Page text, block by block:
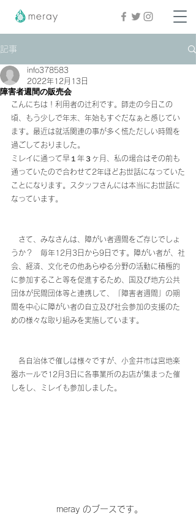
記事
障害者週間の販売会
info378583
2022年12月13日
こんにちは！利用者の辻利です。師走の今日この
頃、もう少しで年末、年始もすぐだなぁと感じてい
ます。最近は就活関連の事が多く慌ただしい時間を
過ごしておりました。
ミレイに通って早１年３ヶ月、私の場合はその前も
通っていたので合わせて2年ほどお世話になっていた
ことになります。スタッフさんには本当にお世話に
なっています。
さて、みなさんは、障がい者週間をご存じでしょ
うか？　毎年12月3日から9日です。障がい者が、社
会、経済、文化その他あらゆる分野の活動に積極的
に参加すること等を促進するため、国及び地方公共
団体が民間団体等と連携して、「障害者週間」の期
間を中心に障がい者の自立及び社会参加の支援のた
めの様々な取り組みを実施しています。
各自治体で催しは様々ですが、小金井市は宮地楽
器ホールで12月3日に各事業所のお店が集まった催
しをし、ミレイも参加しました。
meray のブースです。